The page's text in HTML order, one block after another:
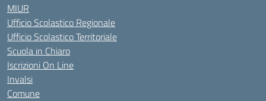
MIUR
Ufficio Scolastico Regionale
Ufficio Scolastico Territoriale
Scuola in Chiaro
Iscrizioni On Line
Invalsi
Comune